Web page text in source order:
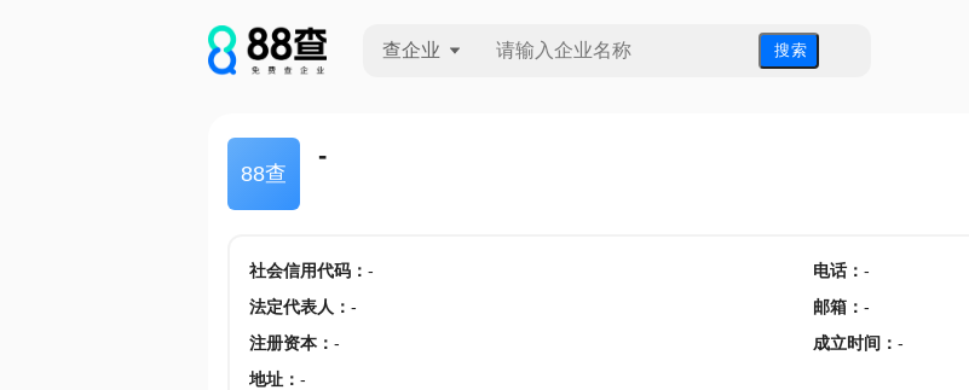
查企业 搜 索
88查
-
社会信用代码： - 电话： -
法定代表人 ： - 邮箱 ： -
注册资本： - 成立时间 ： -
地址： -